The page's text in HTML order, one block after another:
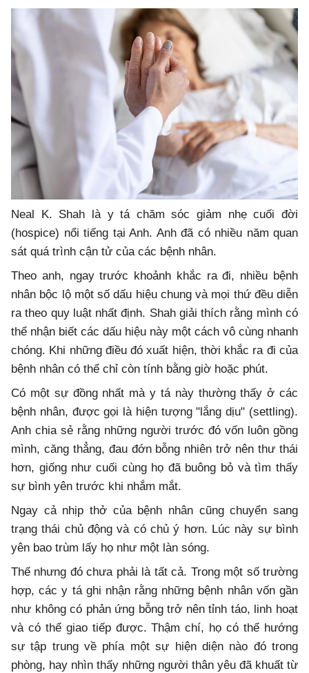
Neal K. Shah là y tá chăm sóc giảm nhẹ cuối đời
(hospice) nổi tiếng tại Anh. Anh đã có nhiều năm quan
sát quá trình cận tử của các bệnh nhân.
Theo anh, ngay trước khoảnh khắc ra đi, nhiều bệnh
nhân bộc lộ một số dấu hiệu chung và mọi thứ đều diễn
ra theo quy luật nhất định. Shah giải thích rằng mình có
thể nhận biết các dấu hiệu này một cách vô cùng nhanh
chóng. Khi những điều đó xuất hiện, thời khắc ra đi của
bệnh nhân có thể chỉ còn tính bằng giờ hoặc phút.
Có một sự đồng nhất mà y tá này thường thấy ở các
bệnh nhân, được gọi là hiện tượng "lắng dịu" (settling).
Anh chia sẻ rằng những người trước đó vốn luôn gồng
mình, căng thẳng, đau đớn bỗng nhiên trở nên thư thái
hơn, giống như cuối cùng họ đã buông bỏ và tìm thấy
sự bình yên trước khi nhắm mắt.
Ngay cả nhịp thở của bệnh nhân cũng chuyển sang
trạng thái chủ động và có chủ ý hơn. Lúc này sự bình
yên bao trùm lấy họ như một làn sóng.
Thế nhưng đó chưa phải là tất cả. Trong một số trường
hợp, các y tá ghi nhận rằng những bệnh nhân vốn gần
như không có phản ứng bỗng trở nên tỉnh táo, linh hoạt
và có thể giao tiếp được. Thậm chí, họ có thể hướng
sự tập trung về phía một sự hiện diện nào đó trong
phòng, hay nhìn thấy những người thân yêu đã khuất từ